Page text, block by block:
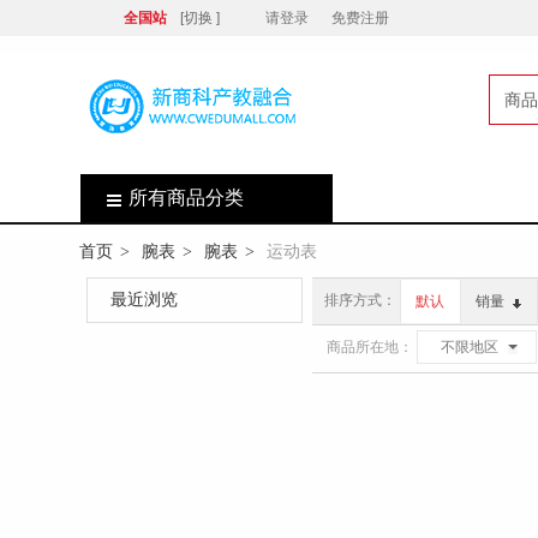
全国站 [切换 ] 请登录 免费注册
商品
所有商品分类
首页 > 腕表 > 腕表 > 运动表
最近浏览 排序方式： 默认 销量
商品所在地： 不限地区